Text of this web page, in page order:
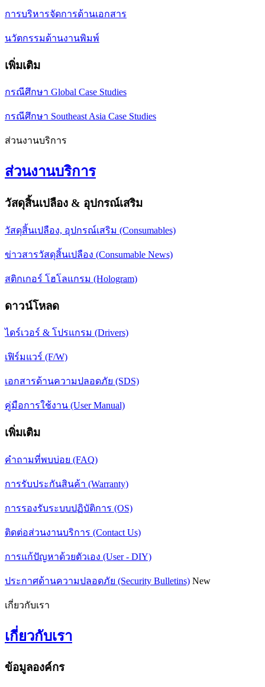
การบริหารจัดการด้านเอกสาร
นวัตกรรมด้านงานพิมพ์
เพิ่มเติม
กรณีศึกษา Global Case Studies
กรณีศึกษา Southeast Asia Case Studies
ส่วนงานบริการ
ส่วนงานบริการ
วัสดุสิ้นเปลือง & อุปกรณ์เสริม
วัสดุสิ้นเปลือง, อุปกรณ์เสริม (Consumables)
ข่าวสารวัสดุสิ้นเปลือง (Consumable News)
สติกเกอร์ โฮโลแกรม (Hologram)
ดาวน์โหลด
ไดร์เวอร์ & โปรแกรม (Drivers)
เฟิร์มแวร์ (F/W)
เอกสารด้านความปลอดภัย (SDS)
คู่มือการใช้งาน (User Manual)
เพิ่มเติม
คำถามที่พบบ่อย (FAQ)
การรับประกันสินค้า (Warranty)
การรองรับระบบปฏิบัติการ (OS)
ติดต่อส่วนงานบริการ (Contact Us)
การแก้ปัญหาด้วยตัวเอง (User - DIY)
ประกาศด้านความปลอดภัย (Security Bulletins) New
เกี่ยวกับเรา
เกี่ยวกับเรา
ข้อมูลองค์กร